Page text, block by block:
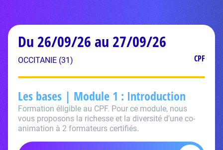
Du 26/09/26 au 27/09/26
OCCITANIE (31) CPF
Les bases | Module 1 : Introduction
Formation éligible au CPF. Pour ce module, nous
vous proposons la richesse et la diversité d'une co-
animation à 2 formateurs certifiés.